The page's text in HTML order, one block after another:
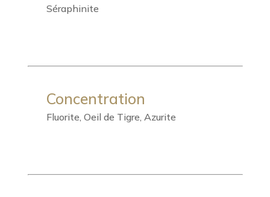
Séraphinite
Concentration
Fluorite, Oeil de Tigre, Azurite